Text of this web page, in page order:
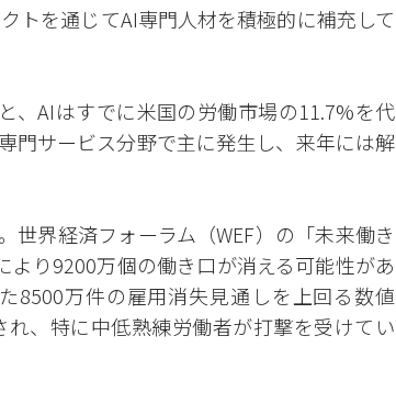
トを通じてAI専門人材を積極的に補充して
、AIはすでに米国の労働市場の11.7%を代
門サービス分野で主に発生し、来年には解
界経済フォーラム（WEF）の「未来働き
り9200万個の働き口が消える可能性があ
8500万件の雇用消失見通しを上回る数値
、特に中低熟練労働者が打撃を受けてい